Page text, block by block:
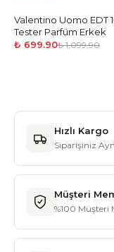
-36%
Valentino Uomo EDT
Tester Parfüm Erkek
₺ 699.90₺ 1,099.90
Hızlı Kargo
Siparişiniz
Müşteri
%100 Müşteri